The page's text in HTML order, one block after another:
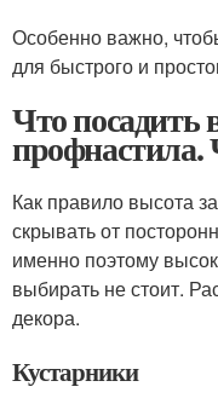
Особенно важно,
для быстрого и
Что посадить
профнастила.
Как правило высота
скрывать от
именно поэтому
выбирать не стоит.
декора.
Кустарники